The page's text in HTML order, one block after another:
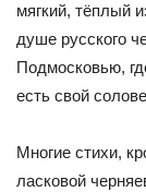
мягкий, тёплый
душе русского
Подмосковью,
есть свой
Многие стихи,
ласковой